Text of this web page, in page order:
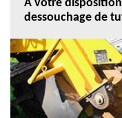
A votre
dessouchage de